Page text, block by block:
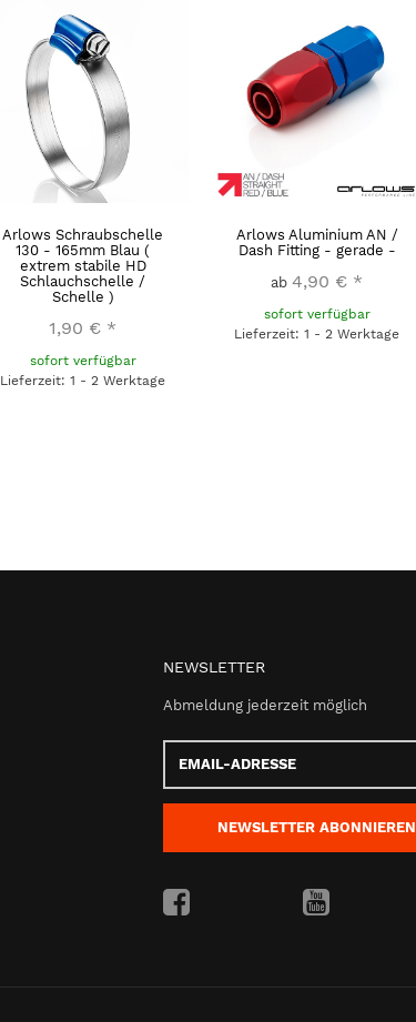
Arlows Schraubschelle
130 - 165mm Blau (
extrem stabile HD
Schlauchschelle /
Schelle )
1,90 € *
sofort verfügbar
Lieferzeit: 1 - 2 Werktage
Arlows Aluminium AN /
Dash Fitting - gerade -
ab 4,90 € *
sofort verfügbar
Lieferzeit: 1 - 2 Werktage
NEWSLETTER
Abmeldung jederzeit möglich
Email-
Adresse
NEWSLETTER ABONNIEREN